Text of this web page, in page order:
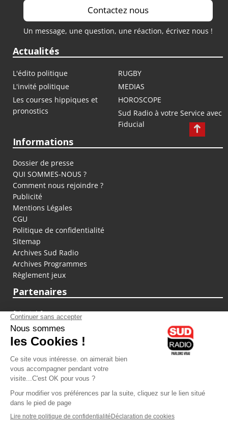
Contactez nous
Un message, une question, une réaction, écrivez nous !
Actualités
L'édito politique
RUGBY
L'invité politique
MEDIAS
Les courses hippiques et
pronostics
HOROSCOPE
Sud Radio à votre Service avec
Fiducial
Informations
Dossier de presse
QUI SOMMES-NOUS ?
Comment nous rejoindre ?
Publicité
Mentions Légales
CGU
Politique de confidentialité
Sitemap
Archives Sud Radio
Archives Programmes
Règlement jeux
Partenaires
fiducial.fr
lyoncapitale.fr
olympique-et-lyonnais.com
L'application Iphone / Android
Téléchargez l'application
Les cookies